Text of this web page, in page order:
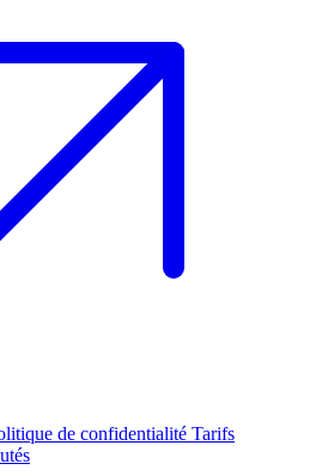
de confidentialité Tarifs